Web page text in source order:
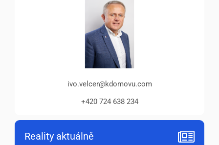
ivo.velcer@kdomovu.com
+420 724 638 234
Reality aktuálně